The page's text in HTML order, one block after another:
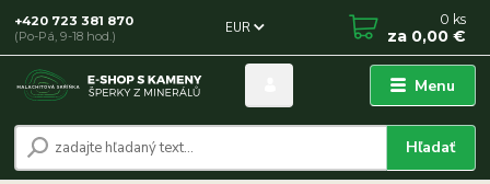
Menu
EUR
Hľadať
+420 723 381 870
(Po-Pá, 9-18 hod.)
0 ks
za 0,00 €